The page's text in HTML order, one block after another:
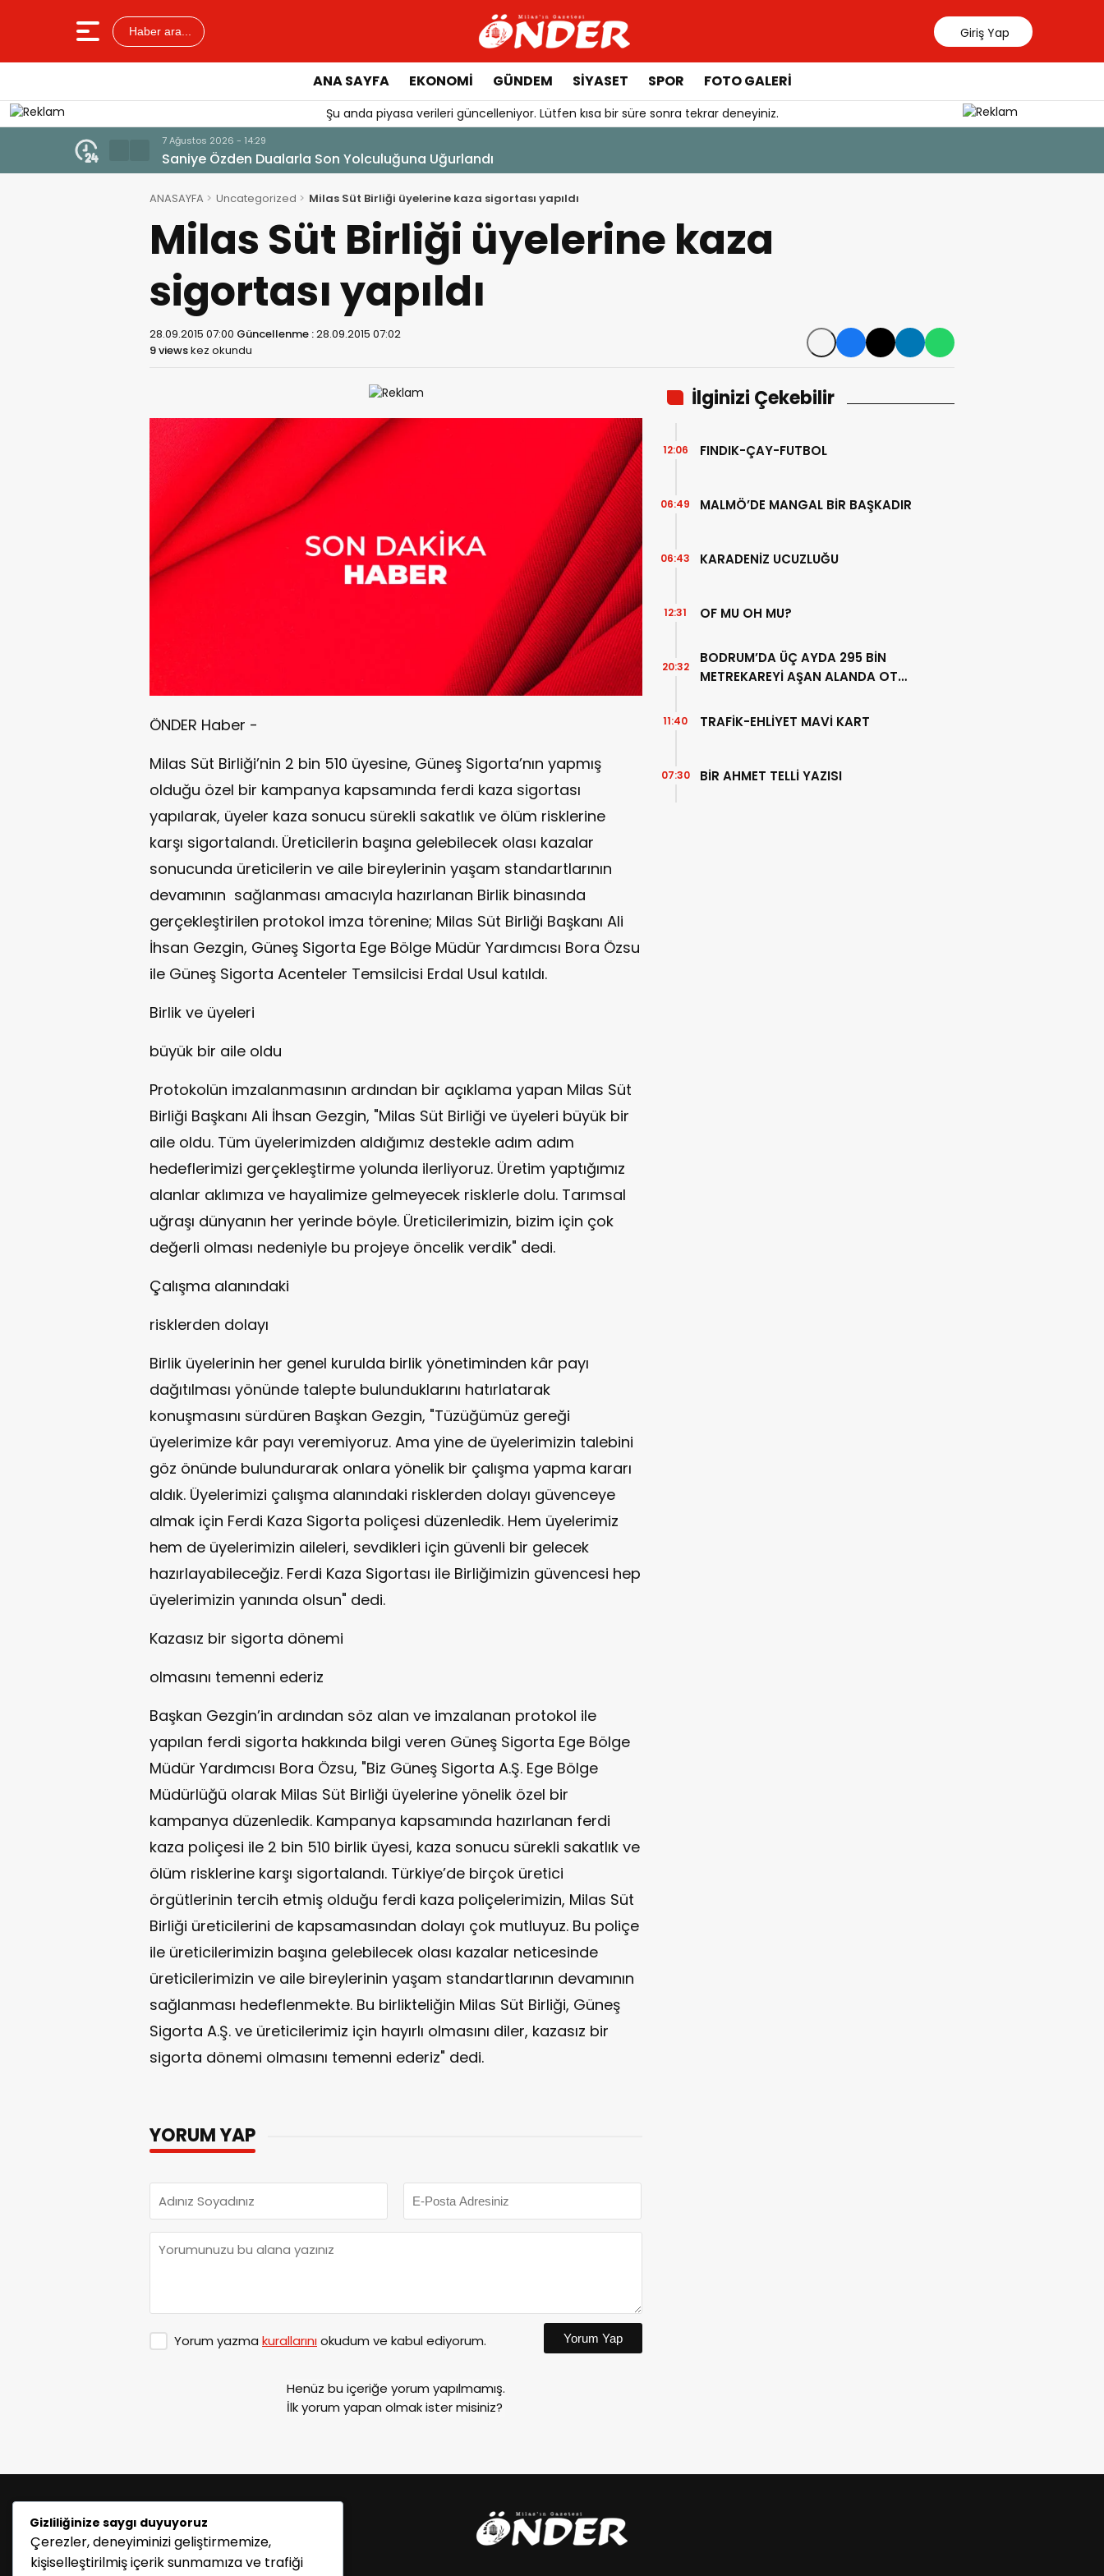
Haber ara... Giriş Yap
ANA SAYFA EKONOMİ GÜNDEM SİYASET SPOR FOTO GALERİ
Şu anda piyasa verileri güncelleniyor. Lütfen kısa bir süre sonra tekrar deneyiniz.
Tercih Döneminde Barınma Telaşı Başladı
ANASAYFA Uncategorized Milas Süt Birliği üyelerine kaza sigortası yapıldı
Milas Süt Birliği üyelerine kaza
sigortası yapıldı
28.09.2015 07:00 Güncellenme :28.09.2015 07:02
9 viewskez okundu
ÖNDER Haber -
Milas Süt Birliği’nin 2 bin 510 üyesine, Güneş Sigorta’nın yapmış
olduğu özel bir kampanya kapsamında ferdi kaza sigortası
yapılarak, üyeler kaza sonucu sürekli sakatlık ve ölüm risklerine
karşı sigortalandı. Üreticilerin başına gelebilecek olası kazalar
sonucunda üreticilerin ve aile bireylerinin yaşam standartlarının
devamının sağlanması amacıyla hazırlanan Birlik binasında
gerçekleştirilen protokol imza törenine; Milas Süt Birliği Başkanı Ali
İhsan Gezgin, Güneş Sigorta Ege Bölge Müdür Yardımcısı Bora Özsu
ile Güneş Sigorta Acenteler Temsilcisi Erdal Usul katıldı.
Birlik ve üyeleri
büyük bir aile oldu
Protokolün imzalanmasının ardından bir açıklama yapan Milas Süt
Birliği Başkanı Ali İhsan Gezgin, "Milas Süt Birliği ve üyeleri büyük bir
aile oldu. Tüm üyelerimizden aldığımız destekle adım adım
hedeflerimizi gerçekleştirme yolunda ilerliyoruz. Üretim yaptığımız
alanlar aklımıza ve hayalimize gelmeyecek risklerle dolu. Tarımsal
uğraşı dünyanın her yerinde böyle. Üreticilerimizin, bizim için çok
değerli olması nedeniyle bu projeye öncelik verdik" dedi.
Çalışma alanındaki
risklerden dolayı
Birlik üyelerinin her genel kurulda birlik yönetiminden kâr payı
dağıtılması yönünde talepte bulunduklarını hatırlatarak
konuşmasını sürdüren Başkan Gezgin, "Tüzüğümüz gereği
üyelerimize kâr payı veremiyoruz. Ama yine de üyelerimizin talebini
göz önünde bulundurarak onlara yönelik bir çalışma yapma kararı
aldık. Üyelerimizi çalışma alanındaki risklerden dolayı güvenceye
almak için Ferdi Kaza Sigorta poliçesi düzenledik. Hem üyelerimiz
hem de üyelerimizin aileleri, sevdikleri için güvenli bir gelecek
hazırlayabileceğiz. Ferdi Kaza Sigortası ile Birliğimizin güvencesi hep
üyelerimizin yanında olsun" dedi.
Kazasız bir sigorta dönemi
olmasını temenni ederiz
Başkan Gezgin’in ardından söz alan ve imzalanan protokol ile
yapılan ferdi sigorta hakkında bilgi veren Güneş Sigorta Ege Bölge
Müdür Yardımcısı Bora Özsu, "Biz Güneş Sigorta A.Ş. Ege Bölge
Müdürlüğü olarak Milas Süt Birliği üyelerine yönelik özel bir
kampanya düzenledik. Kampanya kapsamında hazırlanan ferdi
kaza poliçesi ile 2 bin 510 birlik üyesi, kaza sonucu sürekli sakatlık ve
ölüm risklerine karşı sigortalandı. Türkiye’de birçok üretici
örgütlerinin tercih etmiş olduğu ferdi kaza poliçelerimizin, Milas Süt
Birliği üreticilerini de kapsamasından dolayı çok mutluyuz. Bu poliçe
ile üreticilerimizin başına gelebilecek olası kazalar neticesinde
üreticilerimizin ve aile bireylerinin yaşam standartlarının devamının
sağlanması hedeflenmekte. Bu birlikteliğin Milas Süt Birliği, Güneş
Sigorta A.Ş. ve üreticilerimiz için hayırlı olmasını diler, kazasız bir
sigorta dönemi olmasını temenni ederiz" dedi.
YORUM YAP
Yorum yazma kurallarınıokudum ve kabul ediyorum. Yorum Yap
Henüz bu içeriğe yorum yapılmamış.
İlk yorum yapan olmak ister misiniz?
İlginizi Çekebilir
FINDIK-ÇAY-FUTBOL
12:06
MALMÖ’DE MANGAL BİR BAŞKADIR
06:49
KARADENİZ UCUZLUĞU
06:43
OF MU OH MU?
12:31
BODRUM’DA ÜÇ AYDA 295 BİN
METREKAREYİ AŞAN ALANDA OT
20:32
TRAFİK-EHLİYET MAVİ KART
11:40
BİR AHMET TELLİ YAZISI
07:30
Gizliliğinize saygı duyuyoruz
Çerezler, deneyiminizi geliştirmemize,
kişiselleştirilmiş içerik sunmamıza ve trafiği